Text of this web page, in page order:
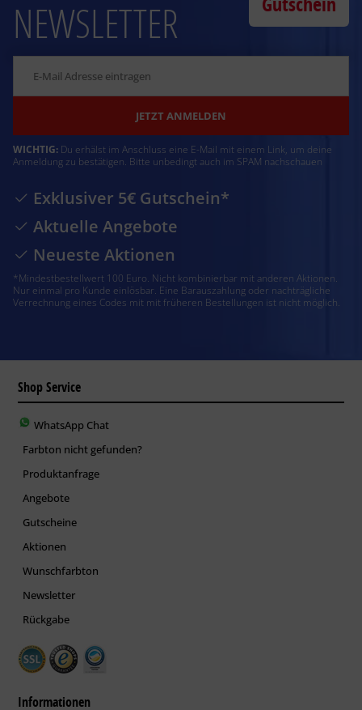
NEWSLETTER
JETZT ANMELDEN
WICHTIG: Du erhälst im Anschluss eine E-Mail mit einem Link, um deine
Anmeldung zu bestätigen. Bitte unbedingt auch im SPAM nachschauen
Exklusiver 5€ Gutschein*
Aktuelle Angebote
Neueste Aktionen
*Mindestbestellwert 100 Euro. Nicht kombinierbar mit anderen Aktionen.
Nur einmal pro Kunde einlösbar. Eine Barauszahlung oder nachträgliche
Verrechnung eines Codes mit mit früheren Bestellungen ist nicht möglich.
Shop Service
WhatsApp Chat
Farbton nicht gefunden?
Produktanfrage
Angebote
Gutscheine
Aktionen
Wunschfarbton
Newsletter
Rückgabe
Informationen